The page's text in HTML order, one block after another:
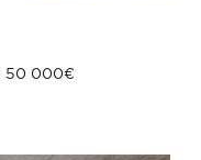
50 000€